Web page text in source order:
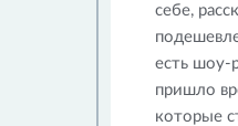
себе,
есть шоу-
пришло
которые